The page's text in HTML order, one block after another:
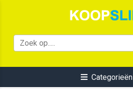
Categorieën